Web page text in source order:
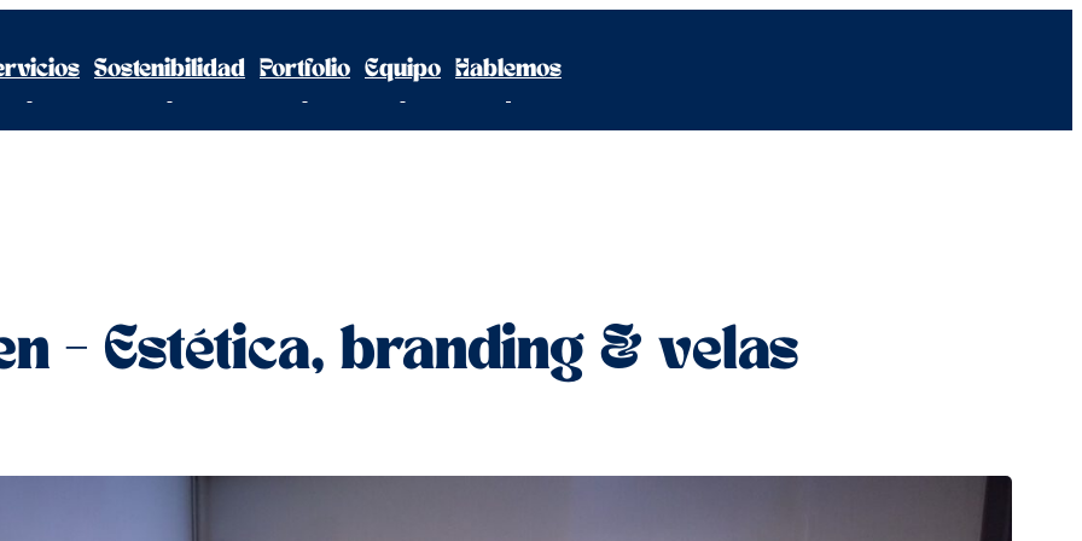
Sostenibilidad Portfolio Equipo Hablemos
– Estética, branding & velas